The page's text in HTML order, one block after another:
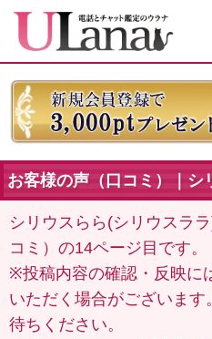
お客様の声（口コミ）｜シ
シリウスらら(シリウスラ
コミ）の14ページ目です。
※投稿内容の確認・反映に
いただく場合がございま
待ちください。